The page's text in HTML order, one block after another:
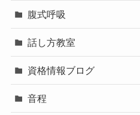
腹式呼吸
話し方教室
資格情報ブログ
音程